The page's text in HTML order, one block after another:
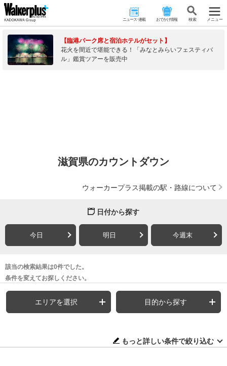
ニュース･連載 おでかけ情報 検 索 メニュー
【臨港パーク席と宿泊ホテルがセット】
花火を間近で堪能できる！「みなとみらいフェスティバ
ル」鑑賞ツアーを販売中
滋賀県のカウントダウン
ウォーカープラス掲載の駅・路線について
日付から探す
今日 明日 今週末
該当の検索結果は0件でした。
条件を変えてお探しください。
エリアを選択 目的から探す
もっと詳しい条件で絞り込む